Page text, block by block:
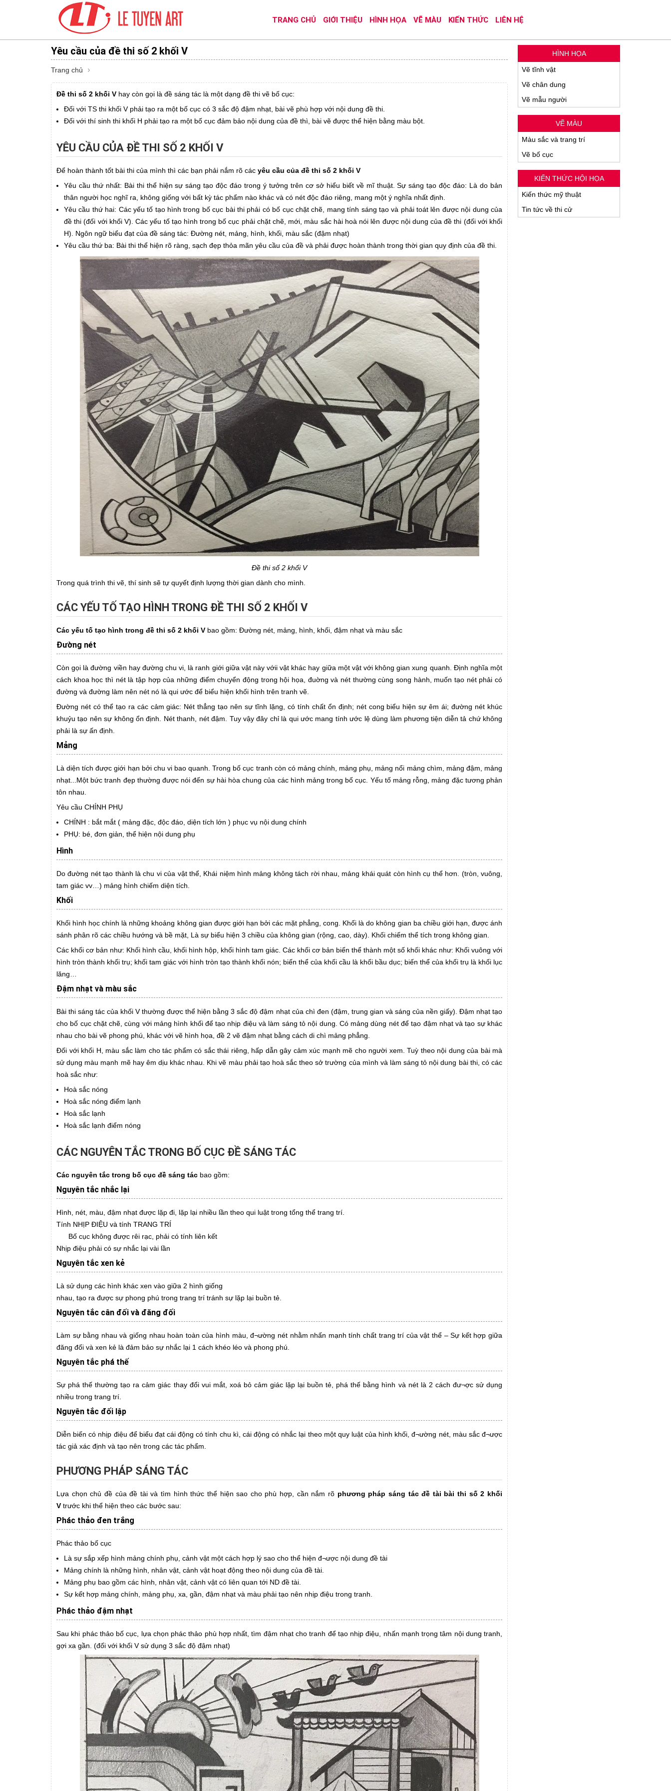
TRANG CHỦ GIỚI THIỆU HÌNH HỌA VẼ MÀU KIẾN THỨC LIÊN HỆ
Yêu cầu của đề thi số 2 khối V
Trang chủ
Đề thi số 2 khối V hay còn gọi là đề sáng tác là một dạng đề thi vẽ bố cục:
Đối với TS thi khối V phải tạo ra một bố cục có 3 sắc độ đậm nhạt, bài vẽ phù hợp với nội dung đề thi.
Đối với thí sinh thi khối H phải tạo ra một bố cục đảm bảo nội dung của đề thì, bài vẽ được thể hiện bằng màu bột.
YÊU CẦU CỦA ĐỀ THI SỐ 2 KHỐI V
Để hoàn thành tốt bài thi của mình thì các bạn phải nắm rõ các yêu cầu của đề thi số 2 khối V
Yêu cầu thứ nhất: Bài thi thể hiện sự sáng tạo độc đáo trong ý tưởng trên cơ sở hiểu biết về mĩ thuật. Sự sáng tạo độc đáo: Là do bản
thân người học nghĩ ra, không giống với bất kỳ tác phẩm nào khác và có nét độc đáo riêng, mang một ý nghĩa nhất định.
Yêu cầu thứ hai: Các yếu tố tạo hình trong bố cục bài thi phải có bố cục chặt chẽ, mang tính sáng tạo và phải toát lên được nội dung của
đề thi (đối với khối V). Các yếu tố tạo hình trong bố cục phải chặt chẽ, mới, màu sắc hài hoà nói lên được nội dung của đề thi (đối với khối
H). Ngôn ngữ biểu đạt của đề sáng tác: Đường nét, mảng, hình, khối, màu sắc (đậm nhạt)
Yêu cầu thứ ba: Bài thi thể hiện rõ ràng, sạch đẹp thỏa mãn yêu cầu của đề và phải được hoàn thành trong thời gian quy định của đề thi.
Đề thi số 2 khối V
Trong quá trình thi vẽ, thí sinh sẽ tự quyết định lượng thời gian dành cho mình.
CÁC YẾU TỐ TẠO HÌNH TRONG ĐỀ THI SỐ 2 KHỐI V
Các yếu tố tạo hình trong đề thi số 2 khối V bao gồm: Đường nét, mảng, hình, khối, đậm nhạt và màu sắc
Đường nét
Còn gọi là đường viền hay đường chu vi, là ranh giới giữa vật này vớii vật khác hay giữa một vật với không gian xung quanh. Định nghĩa một
cách khoa học thì nét là tập hợp của những điểm chuyển động trong hội họa, đuờng và nét thường cùng song hành, muốn tạo nét phải có
đường và đường làm nên nét nó là qui ước để biểu hiện khối hình trên tranh vẽ.
Đường nét có thể tạo ra các cảm giác: Nét thẳng tạo nên sự tĩnh lặng, có tính chất ổn định; nét cong biểu hiện sự êm ái; đường nét khúc
khuỷu tạo nên sự không ổn định. Nét thanh, nét đậm. Tuy vậy đây chỉ là qui ước mang tính ước lệ dùng làm phương tiện diễn tả chứ không
phải là sự ấn định.
Mảng
Là diện tích được giới hạn bởi chu vi bao quanh. Trong bố cục tranh còn có mảng chính, mảng phụ, mảng nổi mảng chìm, mảng đậm, mảng
nhạt...Một bức tranh đẹp thường được nói đến sự hài hòa chung của các hình mảng trong bố cục. Yếu tố mảng rỗng, mảng đặc tương phản
tôn nhau.
Yêu cầu CHÍNH PHỤ
CHÍNH : bắt mắt ( mảng đặc, độc đáo, diện tích lớn ) phục vụ nội dung chính
PHỤ: bé, đơn giản, thể hiện nội dung phụ
Hình
Do đường nét tạo thành là chu vi của vật thể, Khái niệm hình mảng không tách rời nhau, mảng khái quát còn hình cụ thể hơn. (tròn, vuông,
tam giác vv…) mảng hình chiếm diện tích.
Khối
Khối hình học chính là những khoảng không gian được giới hạn bởi các mặt phẳng, cong. Khối là do không gian ba chiều giới hạn, được ánh
sánh phân rõ các chiều hướng và bề mặt, Là sự biểu hiện 3 chiều của không gian (rộng, cao, dày). Khối chiếm thể tích trong không gian.
Các khối cơ bản như: Khối hình cầu, khối hình hộp, khối hình tam giác. Các khối cơ bản biến thể thành một số khối khác như: Khối vuông với
hình tròn thành khối trụ; khối tam giác với hình tròn tạo thành khối nón; biến thể của khối cầu là khối bầu dục; biến thể của khối trụ là khối lục
lăng…
Đậm nhạt và màu sắc
Bài thi sáng tác của khối V thường được thể hiện bằng 3 sắc độ đậm nhạt của chì đen (đậm, trung gian và sáng của nền giấy). Đậm nhạt tạo
cho bố cục chặt chẽ, cùng với mảng hình khối để tạo nhịp điệu và làm sáng tỏ nội dung. Có mảng dùng nét để tạo đậm nhạt và tạo sự khác
nhau cho bài vẽ phong phú, khác với vẽ hình họa, đề 2 vẽ đậm nhạt bằng cách di chì mảng phẳng.
Đối với khối H, màu sắc làm cho tác phẩm có sắc thái riêng, hấp dẫn gây cảm xúc mạnh mẽ cho người xem. Tuỳ theo nội dung của bài mà
sử dụng màu mạnh mẽ hay êm dịu khác nhau. Khi vẽ màu phải tạo hoà sắc theo sở trường của mình và làm sáng tỏ nội dung bài thi, có các
hoà sắc như:
Hoà sắc nóng
Hoà sắc nóng điểm lạnh
Hoà sắc lạnh
Hoà sắc lạnh điểm nóng
CÁC NGUYÊN TẮC TRONG BỐ CỤC ĐỀ SÁNG TÁC
Các nguyên tắc trong bố cục đề sáng tác bao gồm:
Nguyên tắc nhắc lại
Hình, nét, màu, đậm nhạt được lặp đi, lặp lại nhiều lần theo qui luật trong tổng thể trang trí.
Tính NHỊP ĐIỆU và tính TRANG TRÍ
Bố cục không được rêi rạc, phải có tính liên kết
Nhịp điệu phải có sự nhắc lại vài lần
Nguyên tắc xen kẻ
Là sử dụng các hình khác xen vào giữa 2 hình giống
nhau, tạo ra được sự phong phú trong trang trí tránh sự lặp lại buồn tẻ.
Nguyên tắc cân đối và đăng đối
Làm sự bằng nhau và giống nhau hoàn toàn của hình màu, đ¬ường nét nhằm nhấn mạnh tính chất trang trí của vật thể – Sự kết hợp giữa
đăng đối và xen kẻ là đảm bảo sự nhắc lại 1 cách khéo léo và phong phú.
Nguyên tắc phá thế
Sự phá thế thường tạo ra cảm giác thay đổi vui mắt, xoá bỏ cảm giác lặp lại buồn tẻ, phá thế bằng hình và nét là 2 cách đư¬ợc sử dụng
nhiều trong trang trí.
Nguyên tắc đối lập
Diễn biến có nhịp điệu để biểu đạt cái động có tính chu kì, cái động có nhắc lại theo một quy luật của hình khối, đ¬ường nét, màu sắc đ¬ược
tác giả xác định và tạo nên trong các tác phẩm.
PHƯƠNG PHÁP SÁNG TÁC
Lựa chọn chủ đề của đề tài và tìm hình thức thể hiện sao cho phù hợp, cần nắm rõ phương pháp sáng tác đề tài bài thi số 2 khối
V trước khi thể hiện theo các bước sau:
Phác thảo đen trắng
Phác thảo bố cục
Là sự sắp xếp hình mảng chính phụ, cảnh vật một cách hợp lý sao cho thể hiện đ¬ược nội dung đề tài
Mảng chính là những hình, nhân vật, cảnh vật hoạt động theo nội dung của đề tài.
Mảng phụ bao gồm các hình, nhân vật, cảnh vật có liên quan tới ND đề tài.
Sự kết hợp mảng chính, mảng phụ, xa, gần, đậm nhạt và màu phải tạo nên nhịp điệu trong tranh.
Phác thảo đậm nhạt
Sau khi phác thảo bố cục, lựa chọn phác thảo phù hợp nhất, tìm đậm nhạt cho tranh để tạo nhịp điệu, nhấn mạnh trọng tâm nội dung tranh,
gợi xa gần. (đối với khối V sử dụng 3 sắc độ đậm nhạt)
HÌNH HỌA
Vẽ tĩnh vật
Vẽ chân dung
Vẽ mẫu người
VẼ MÀU
Màu sắc và trang trí
Vẽ bố cục
KIẾN THỨC HỘI HỌA
Kiến thức mỹ thuật
Tin tức về thi cử